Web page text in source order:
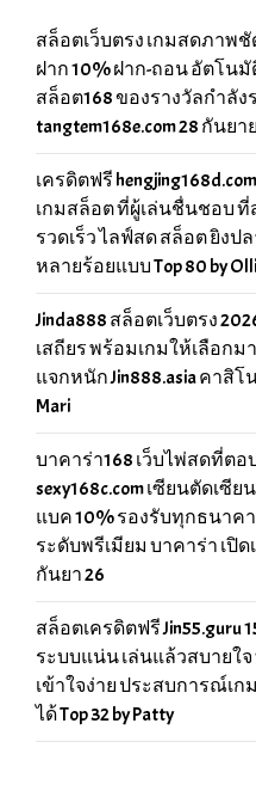
สล็อตเว็บตรง เกมสดภาพ
ฝาก 10% ฝาก-ถอน อัตโน
สล็อต168 ของรางวัลกำลังร
tangtem168e.com 28 กันยา
เครดิตฟรี
เกมสล็อต ที่ผู้เล่นชื่นชอบ ที่
รวดเร็ว ไลฟ์สด สล็อต ยิงป
หลายร้อยแบบ Top 80 by
Jinda888 สล็อตเว็บตรง
เสถียร พร้อมเกมให้เลือกม
แจกหนัก Jin888.asia คาสิโ
Mari
บาคาร่า168 เว็บไพ่สดที่ตอ
sexy168c.com เซียนตัดเซี
แบค 10% รองรับทุกธนาค
ระดับพรีเมียม บาคาร่า เปิ
กันยา 26
สล็อตเครดิตฟรี Jin55.guru
ระบบแน่น เล่นแล้วสบายใจ
เข้าใจง่าย ประสบการณ์เก
ได้ Top 32 by Patty